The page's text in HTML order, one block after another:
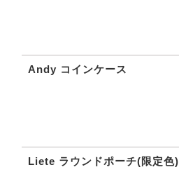
Andy コインケース
Liete ラウンドポーチ(限定色)